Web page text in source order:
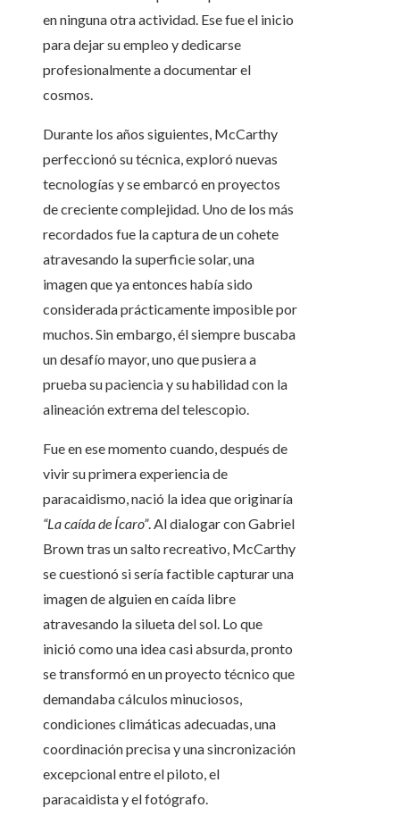
en ninguna otra actividad. Ese fue el inicio
para dejar su empleo y dedicarse
profesionalmente a documentar el
cosmos.
Durante los años siguientes, McCarthy
perfeccionó su técnica, exploró nuevas
tecnologías y se embarcó en proyectos
de creciente complejidad. Uno de los más
recordados fue la captura de un cohete
atravesando la superficie solar, una
imagen que ya entonces había sido
considerada prácticamente imposible por
muchos. Sin embargo, él siempre buscaba
un desafío mayor, uno que pusiera a
prueba su paciencia y su habilidad con la
alineación extrema del telescopio.
Fue en ese momento cuando, después de
vivir su primera experiencia de
paracaidismo, nació la idea que originaría
“La caída de Ícaro”. Al dialogar con Gabriel
Brown tras un salto recreativo, McCarthy
se cuestionó si sería factible capturar una
imagen de alguien en caída libre
atravesando la silueta del sol. Lo que
inició como una idea casi absurda, pronto
se transformó en un proyecto técnico que
demandaba cálculos minuciosos,
condiciones climáticas adecuadas, una
coordinación precisa y una sincronización
excepcional entre el piloto, el
paracaidista y el fotógrafo.